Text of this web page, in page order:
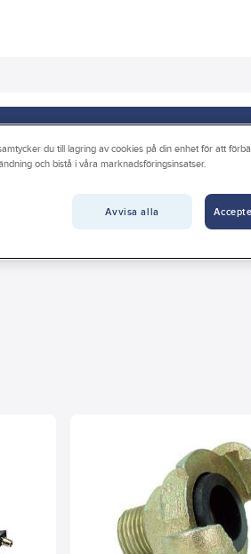
Vanliga frågor
du till lagring av cookies på din enhet för att
och bistå i våra marknadsföringsinsatser.
Avvisa alla